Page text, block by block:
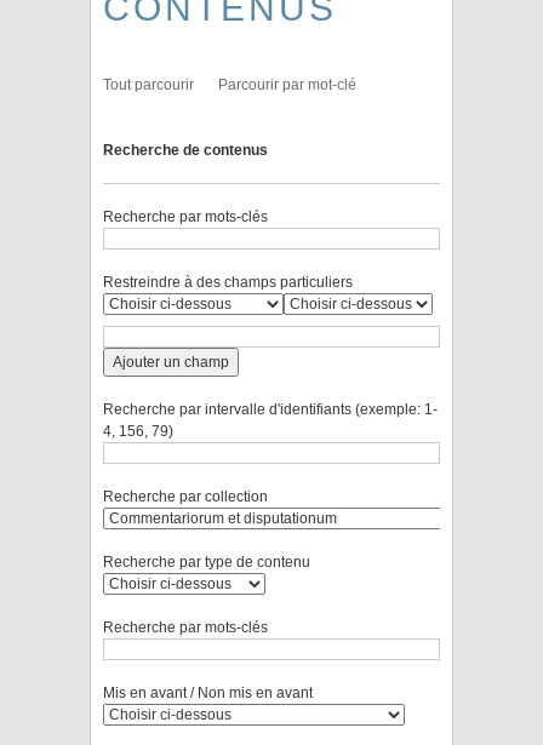
Tout parcourir Parcourir par mot-clé
Recherche de contenus
Recherche par mots-clés
Restreindre à des champs particuliers
Ajouter un champ
Recherche par intervalle d'identifiants (exemple: 1-
4, 156, 79)
Recherche par collection
Recherche par type de contenu
Recherche par mots-clés
Mis en avant / Non mis en avant